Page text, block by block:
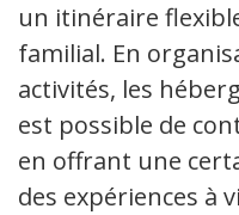
un itinéraire
familial. En
activités, les
est possible de
en offrant une
des expériences à